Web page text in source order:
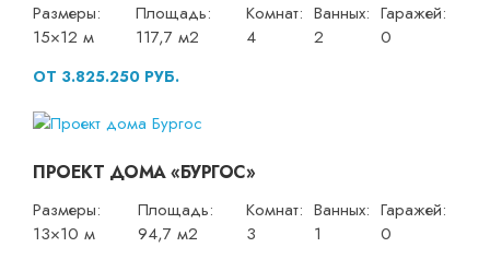
Размеры:
15×12 м
Площадь:
117,7 м2
Комнат:
4
Ванных:
2
Гаражей:
0
ОТ 3.825.250 РУБ.
ПРОЕКТ ДОМА «БУРГОС»
Размеры:
13×10 м
Площадь:
94,7 м2
Комнат:
3
Ванных:
1
Гаражей:
0